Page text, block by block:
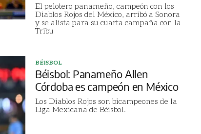
El pelotero panameño, campeón con los
Diablos Rojos del México, arribó a Sonora
y se alista para su cuarta campaña con la
Tribu
BÉISBOL
Béisbol: Panameño Allen
Córdoba es campeón en México
Los Diablos Rojos son bicampeones de la
Liga Mexicana de Béisbol.